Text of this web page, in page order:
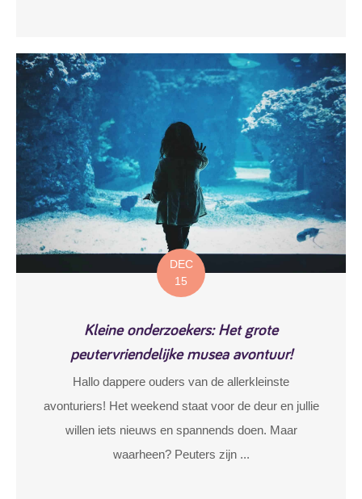
DEC
15
Kleine onderzoekers: Het grote
peutervriendelijke musea avontuur!
Hallo dappere ouders van de allerkleinste
avonturiers! Het weekend staat voor de deur en jullie
willen iets nieuws en spannends doen. Maar
waarheen? Peuters zijn ...